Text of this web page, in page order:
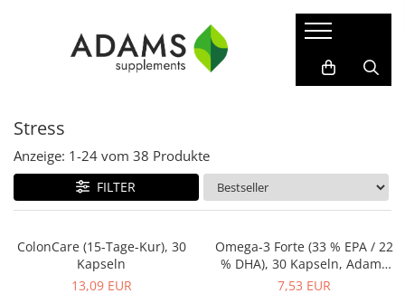
Sport & Fitness
Gainer
Vegane Proteine
WPC - Molkenproteinkonzentrat
WPI - Molkenprotein-Isolat
Sportler
Isotonische Getränke
Nahrungsergänzungsmittel
Für ihn
Für Sie
Kräuterextrakte
Liposomale
Vitamine und Mineralstoffe
Ätherische Öle
Kollagen
Kollagen-Kapseln
Erkrankungen
Akne
Anti-Aging, Schönheit
Anämie
Cholesterin
Diabetes
Entgiftung
Fruchtbarkeit
Stress
Anzeige: 1-24 vom 38 Produkte
FILTER
ColonCare (15-Tage-Kur), 30
Kapseln
13,09 EUR
Omega-3 Forte (33 % EPA / 22
% DHA), 30 Kapseln, Adams
Supplements
7,53 EUR